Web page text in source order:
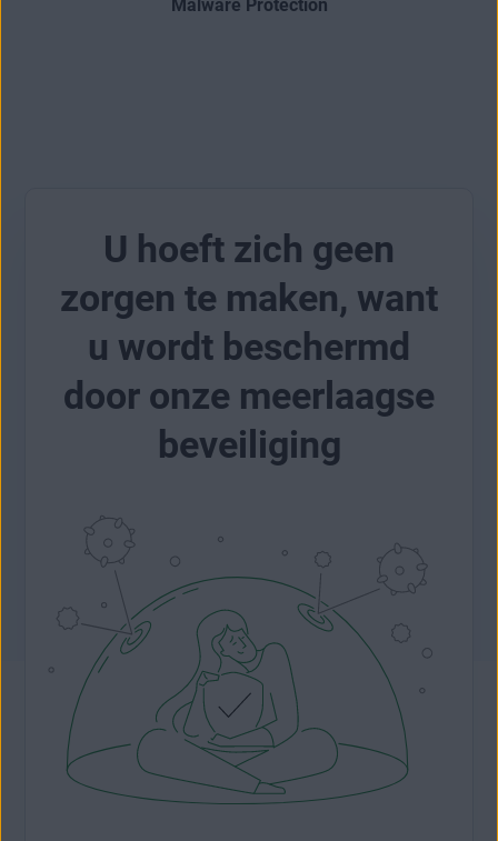
Malware Protection
U hoeft zich geen
zorgen te maken, want
u wordt beschermd
door onze meerlaagse
beveiliging